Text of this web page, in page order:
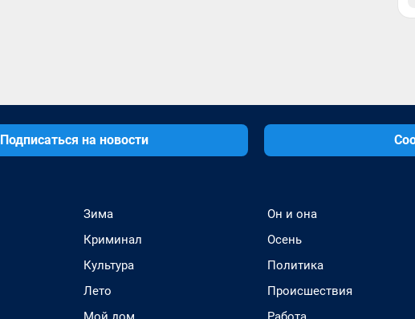
Подписаться на новости
Зима
Криминал
Культура
Лето
Он и она
Осень
Политика
Происшествия